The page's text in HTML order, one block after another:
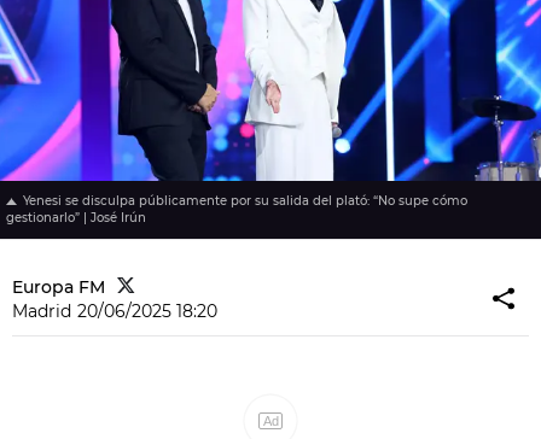
Yenesi se disculpa públicamente por su salida del plató: “No supe cómo
gestionarlo” | José Irún
Europa FM
Madrid 20/06/2025 18:20
Ad